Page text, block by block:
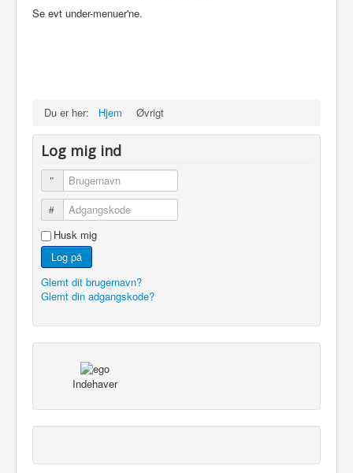
Marked
Øvrigt
Kontakt webmaster
Se evt under-menuer'ne.
Du er her: Hjem Øvrigt
Log mig ind
Brugernavn
Adgangskode
Husk mig
Log på
Glemt dit brugernavn?
Glemt din adgangskode?
Indehaver